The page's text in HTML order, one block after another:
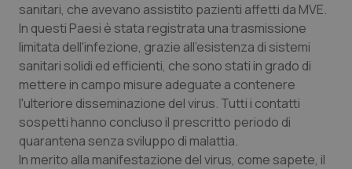
sanitari, che avevano assistito pazienti affetti da MVE.
In questi Paesi è stata registrata una trasmissione
limitata dell'infezione, grazie all'esistenza di sistemi
sanitari solidi ed efficienti, che sono stati in grado di
mettere in campo misure adeguate a contenere
l'ulteriore disseminazione del virus. Tutti i contatti
sospetti hanno concluso il prescritto periodo di
quarantena senza sviluppo di malattia.
In merito alla manifestazione del virus, come sapete, il